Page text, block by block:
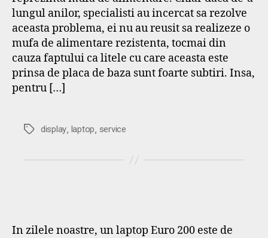
lungul anilor, specialisti au incercat sa rezolve
aceasta problema, ei nu au reusit sa realizeze o
mufa de alimentare rezistenta, tocmai din
cauza faptului ca litele cu care aceasta este
prinsa de placa de baza sunt foarte subtiri. Insa,
pentru […]
Etichete
display, laptop, service
In zilele noastre, un laptop Euro 200 este de